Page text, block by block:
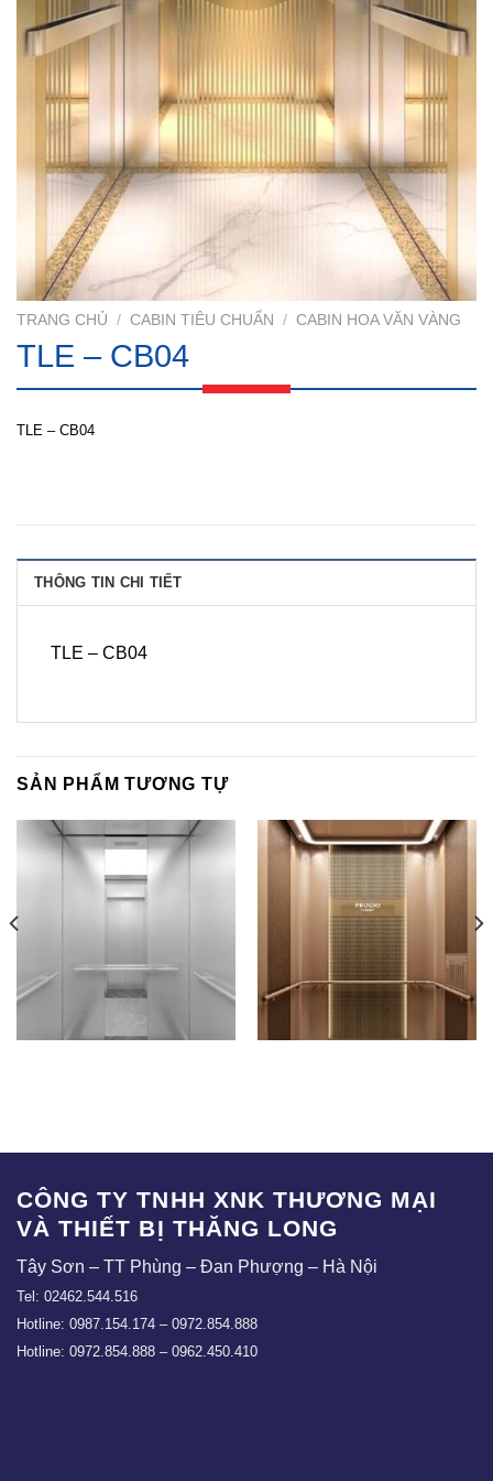
TRANG CHỦ / CABIN TIÊU CHUẨN / CABIN HOA VĂN VÀNG
TLE – CB04
TLE – CB04
THÔNG TIN CHI TIẾT
TLE – CB04
SẢN PHẨM TƯƠNG TỰ
CÔNG TY TNHH XNK THƯƠNG MẠI
VÀ THIẾT BỊ THĂNG LONG
Tây Sơn – TT Phùng – Đan Phượng – Hà Nội
Tel: 02462.544.516
Hotline: 0987.154.174 – 0972.854.888
Hotline: 0972.854.888 – 0962.450.410